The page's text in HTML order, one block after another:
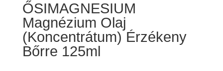
ŐSIMAGNESIUM
Magnézium Olaj
(Koncentrátum) Érzékeny
Bőrre 125ml